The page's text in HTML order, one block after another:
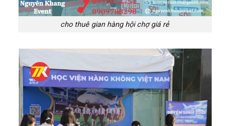
cho thuê gian hàng hội chợ giá rẻ